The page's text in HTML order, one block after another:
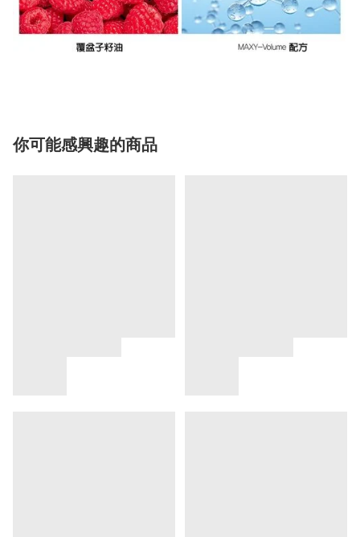
你可能感興趣的商品